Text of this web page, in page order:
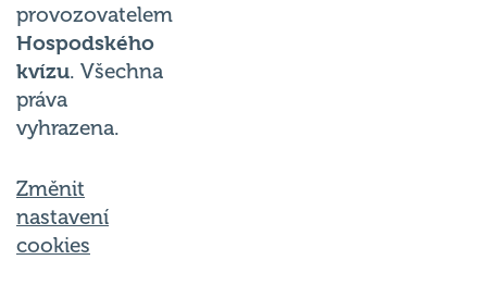
provozovatelem
Hospodského
kvízu. Všechna
práva
vyhrazena.
Změnit
nastavení
cookies